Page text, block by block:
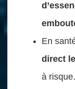
En
direct
à